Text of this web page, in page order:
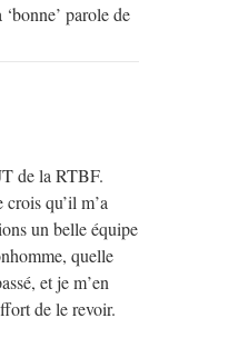
parole de
de la RTBF.
qu’il m’a
un belle équipe
quelle
et je m’en
de le revoir.